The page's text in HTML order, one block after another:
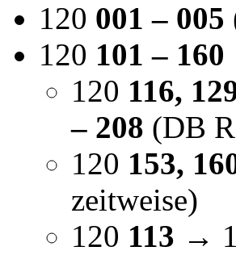
120 001 – 005
120 101 – 160
120 116,
– 208 (DB
120 153,
zeitweise)
120 113 →